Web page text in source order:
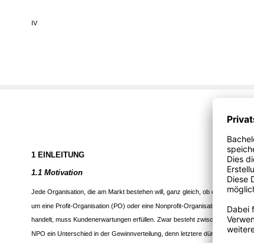
IV
1 EINLEITUNG
1.1 Motivation
Jede Organisation, die am Markt bestehen will, ganz gleich, ob es sich hierbei
um eine Profit-Organisation (PO) oder eine Nonprofit-Organisation (NPO)
handelt, muss Kundenerwartungen erfüllen. Zwar besteht zwischen PO und
NPO ein Unterschied in der Gewinnverteilung, denn letztere dürfen keine